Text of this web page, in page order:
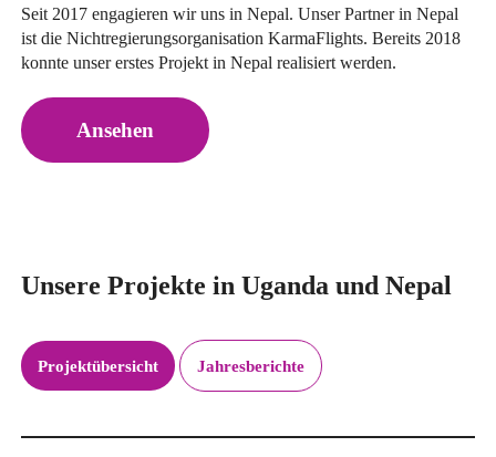
Seit 2017 engagieren wir uns in Nepal. Unser Partner in Nepal
ist die Nichtregierungsorganisation KarmaFlights. Bereits 2018
konnte unser erstes Projekt in Nepal realisiert werden.
Ansehen
Unsere Projekte in Uganda und Nepal
Projektübersicht Jahresberichte